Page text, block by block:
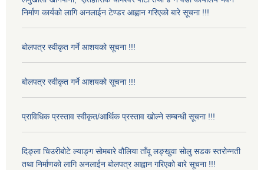
निर्माण कार्यको लागि अनलाईन टेण्डर आह्वान गरिएको बारे सूचना !!!
बोलपत्र स्वीकृत गर्ने आशयको सूचना !!!
बोलपत्र स्वीकृत गर्ने आशयको सूचना !!!
प्राविधिक प्रस्ताव स्वीकृत/आर्थिक प्रस्ताव खोल्ने सम्बन्धी सूचना !!!
दिङ्ला चिउरीबोटे ल्याङ्ग सोमबारे वौलिया ताँवू लङ्खुवा सोलु सडक स्तरोन्नती
तथा निर्माणको लागि अनलाईन बोलपत्र आह्वान गरिएको बारे सूचना !!!